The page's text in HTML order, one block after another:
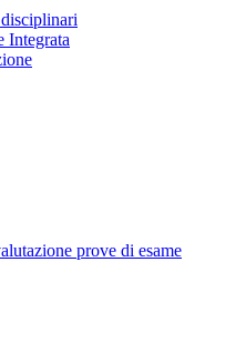
Integrata
prove di esame